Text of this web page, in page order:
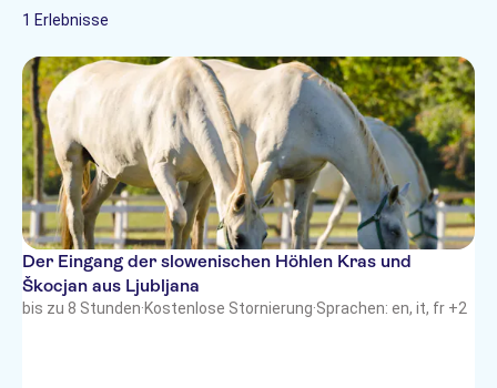
Italienisch
1 Erlebnisse
Der Eingang der slowenischen Höhlen Kras und
Škocjan aus Ljubljana
bis zu 8 Stunden·Kostenlose Stornierung·Sprachen: en, it, fr +2